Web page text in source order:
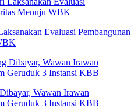
Evaluasi Pembangunan
Wawan Irawan
Geruduk 3 Instansi KBB